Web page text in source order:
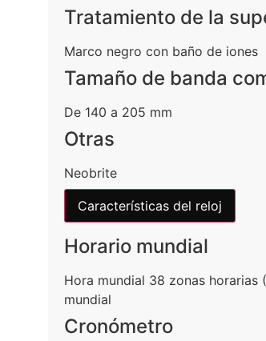
Tratamiento de la
Marco negro con baño de iones
Tamaño de banda
De 140 a 205 mm
Otras
Neobrite
Características del reloj
Horario mundial
Hora mundial 38 zonas
mundial
Cronómetro